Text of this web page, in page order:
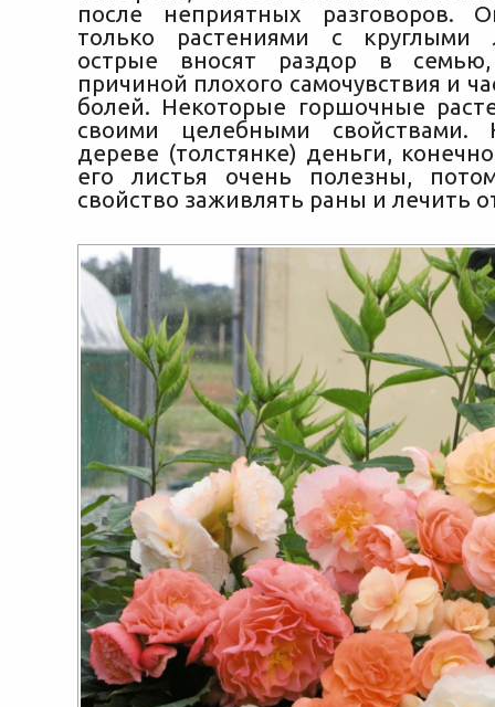
после неприятных разговоров.
только растениями с круглыми
острые вносят раздор в
причиной плохого самочувствия и
болей. Некоторые горшочные
своими целебными
дереве (толстянке) деньги,
его листья очень полезны,
свойство заживлять раны и лечить